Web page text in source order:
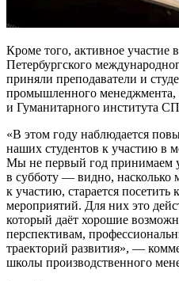
Кроме того, активное участие
Петербургского
приняли преподаватели и
промышленного менеджмента,
и Гуманитарного института
В этом году наблюдается
наших студентов к участию
Мы не первый год принимаем
в субботу — видно, насколько
к участию, старается
мероприятий. Для них это
который даёт хорошие
перспективам,
траекторий развития , —
школы производственного